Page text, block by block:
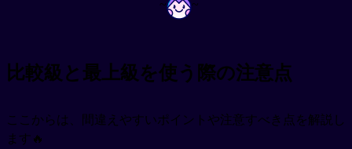
~ ~
比較級と最上級を使う際の注意点
ここからは、間違えやすいポイントや注意すべき点を解説し
ます🔥